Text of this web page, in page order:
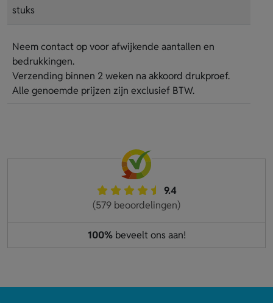
stuks
Neem contact op voor afwijkende aantallen en
bedrukkingen.
Verzending binnen 2 weken na akkoord drukproef.
Alle genoemde prijzen zijn exclusief BTW.
9.4
(579 beoordelingen)
100%beveelt ons aan!